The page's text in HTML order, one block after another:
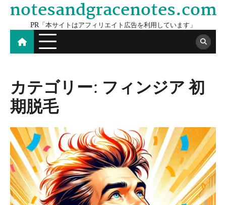
Skip
content
notesandgracenotes.com
PR「本サイトはアフィリエイト広告を利用しています」
カテゴリー: フィンジア 初
期脱毛